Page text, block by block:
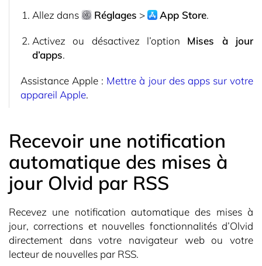
Allez dans Réglages > App Store.
Activez ou désactivez l’option Mises à jour
d’apps.
Assistance Apple : Mettre à jour des apps sur votre
appareil Apple.
Recevoir une notification
automatique des mises à
jour Olvid par RSS
Recevez une notification automatique des mises à
jour, corrections et nouvelles fonctionnalités d’Olvid
directement dans votre navigateur web ou votre
lecteur de nouvelles par RSS.